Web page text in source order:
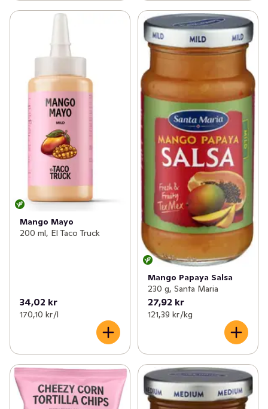
Mango Mayo
200 ml, El Taco Truck
34,02 kr
170,10 kr /l
Mango Papaya Salsa
230 g, Santa Maria
27,92 kr
121,39 kr /kg